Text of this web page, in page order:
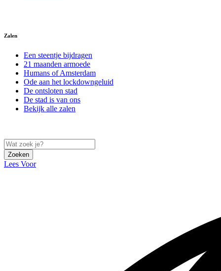
Zalen
Een steentje bijdragen
21 maanden armoede
Humans of Amsterdam
Ode aan het lockdowngeluid
De ontsloten stad
De stad is van ons
Bekijk alle zalen
Zoeken
Lees Voor